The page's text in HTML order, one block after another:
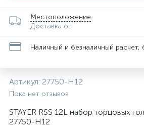
Местоположение
Доставка от
Наличный и безналичный расчет,
Артикул: 27750-H12
Пока нет отзывов
STAYER RSS 12L набор торцовых
27750-H12